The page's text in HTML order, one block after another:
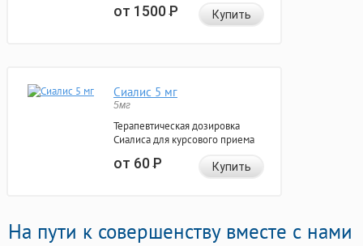
от 1500Р Купить
Сиалис 5 мг
5мг
Терапевтическая дозировка
Сиалиса для курсового приема
от 60Р Купить
На пути к совершенству вместе с нами